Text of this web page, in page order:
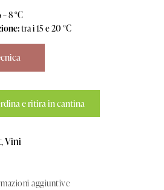
– 8 °C
tra i 15 e 20 °C
e ritira in cantina
,Vini
aggiuntive